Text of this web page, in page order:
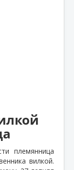
племянница
вилкой.